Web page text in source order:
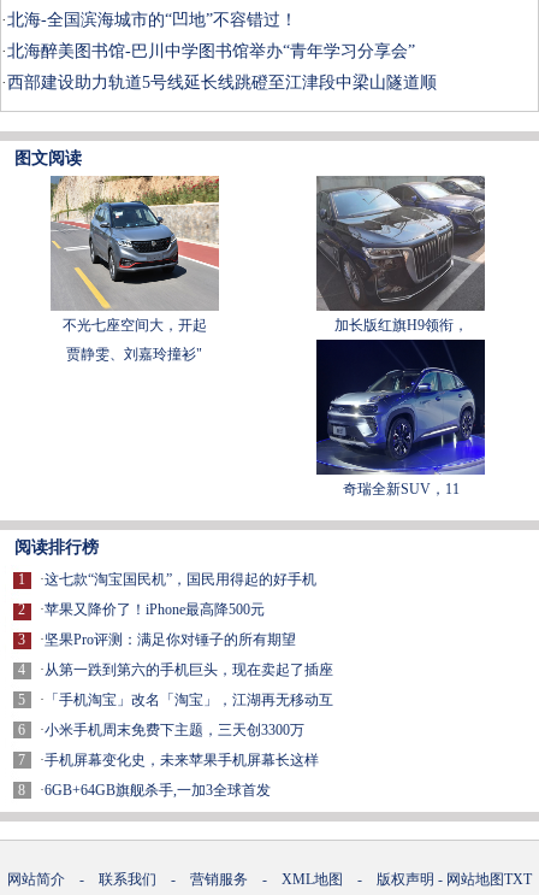
·北海-全国滨海城市的“凹地”不容错过！
·北海醉美图书馆-巴川中学图书馆举办“青年学习分享会”
·西部建设助力轨道5号线延长线跳磴至江津段中梁山隧道顺
图文阅读
不光七座空间大，开起
加长版红旗H9领衔，
贾静雯、刘嘉玲撞衫"
奇瑞全新SUV，11
阅读排行榜
1
2
3
4
5
6
7
8
·这七款“淘宝国民机”，国民用得起的好手机
·苹果又降价了！iPhone最高降500元
·坚果Pro评测：满足你对锤子的所有期望
·从第一跌到第六的手机巨头，现在卖起了插座
· 「手机淘宝」改名「淘宝」，江湖再无移动互
·小米手机周末免费下主题，三天创3300万
·手机屏幕变化史，未来苹果手机屏幕长这样
·6GB+64GB旗舰杀手,一加3全球首发
网站简介 - 联系我们 - 营销服务 - XML地图 - 版权声明 - 网站地图TXT